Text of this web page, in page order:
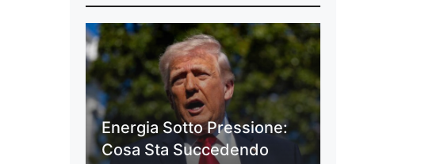
Energia Sotto Pressione:
Cosa Sta Succedendo